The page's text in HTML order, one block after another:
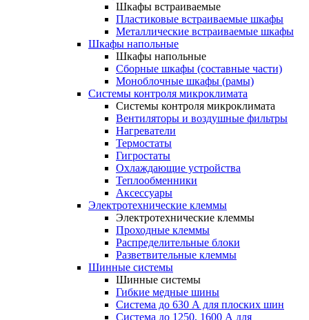
Шкафы встраиваемые
Пластиковые встраиваемые шкафы
Металлические встраиваемые шкафы
Шкафы напольные
Шкафы напольные
Сборные шкафы (составные части)
Моноблочные шкафы (рамы)
Системы контроля микроклимата
Системы контроля микроклимата
Вентиляторы и воздушные фильтры
Нагреватели
Термостаты
Гигростаты
Охлаждающие устройства
Теплообменники
Аксессуары
Электротехнические клеммы
Электротехнические клеммы
Проходные клеммы
Распределительные блоки
Разветвительные клеммы
Шинные системы
Шинные системы
Гибкие медные шины
Система до 630 А для плоских шин
Система до 1250, 1600 А для